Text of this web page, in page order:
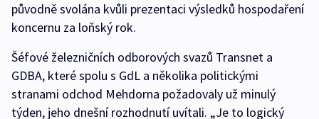
původně svolána kvůli prezentaci výsledků hospodaření
koncernu za loňský rok.
Šéfové železničních odborových svazů Transnet a
GDBA, které spolu s GdL a několika politickými
stranami odchod Mehdorna požadovaly už minulý
týden, jeho dnešní rozhodnutí uvítali. „Je to logický